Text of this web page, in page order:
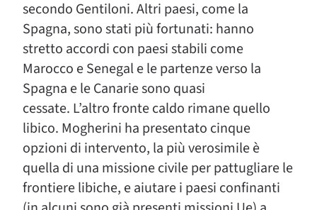
secondo Gentiloni. Altri paesi, come la
Spagna, sono stati più fortunati: hanno
stretto accordi con paesi stabili come
Marocco e Senegal e le partenze verso la
Spagna e le Canarie sono quasi
cessate. L’altro fronte caldo rimane quello
libico. Mogherini ha presentato cinque
opzioni di intervento, la più verosimile è
quella di una missione civile per pattugliare le
frontiere libiche, e aiutare i paesi confinanti